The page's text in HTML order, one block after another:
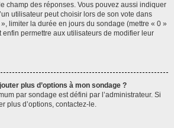
champ des réponses. Vous pouvez aussi indiquer
utilisateur peut choisir lors de son vote dans
limiter la durée en jours du sondage (mettre « 0 »
permettre aux utilisateurs de modifier leur
plus d’options à mon sondage ?
par sondage est défini par l’administrateur. Si
plus d’options, contactez-le.